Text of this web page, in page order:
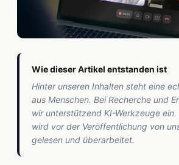
Wie dieser Artikel entstanden ist
Hinter unseren Inhalten steht eine
aus Menschen. Bei Recherche und
wir unterstützend KI-Werkzeuge
wird vor der Veröffentlichung von
gelesen und überarbeitet.